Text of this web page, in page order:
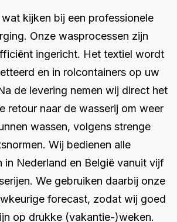
kijken bij een professionele
Onze wasprocessen zijn
ingericht. Het textiel wordt
en in rolcontainers op uw
de levering nemen wij direct het
retour naar de wasserij om weer
wassen, volgens strenge
Wij bedienen alle
in Nederland en België vanuit vijf
We gebruiken daarbij onze
forecast, zodat wij goed
op drukke (vakantie-)weken.